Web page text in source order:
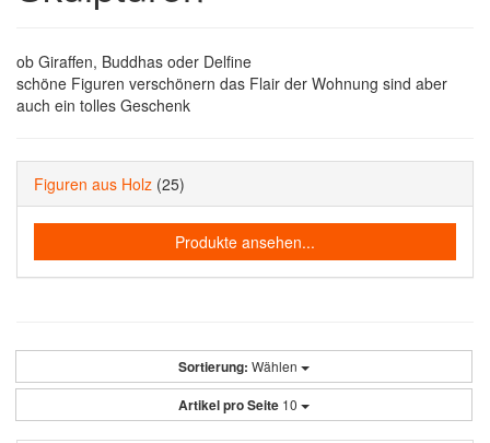
ob Giraffen, Buddhas oder Delfine
schöne Figuren verschönern das Flair der Wohnung sind aber
auch ein tolles Geschenk
Figuren aus Holz (25)
Produkte ansehen...
Sortierung: Wählen
Artikel pro Seite 10